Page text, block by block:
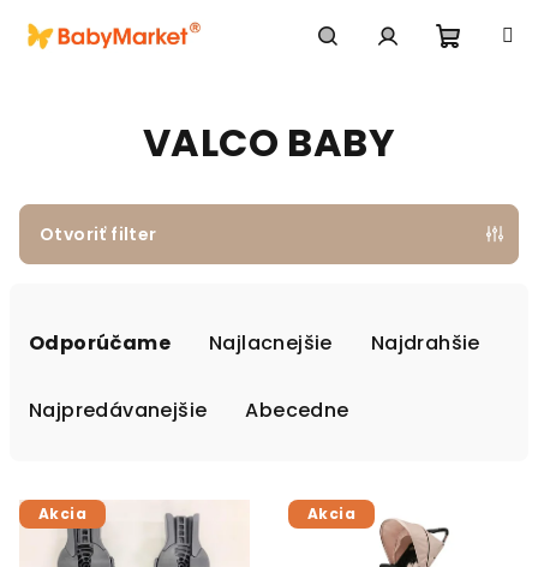
VALCO BABY
Otvoriť filter
Odporúčame Najlacnejšie Najdrahšie
Najpredávanejšie Abecedne
Výpis produktov
Akcia Akcia